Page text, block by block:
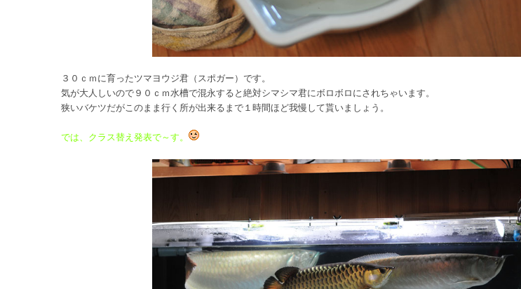
３０ｃｍに育ったツマヨウジ君（スポガー）です。
気が大人しいので９０ｃｍ水槽で混永すると絶対シマシマ君にボロボロにされちゃいます。
狭いバケツだがこのまま行く所が出来るまで１時間ほど我慢して貰いましょう。
では、クラス替え発表で～す。